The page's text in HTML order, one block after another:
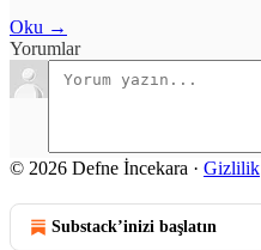
Oku →
Yorumlar
© 2026 Defne İncekara · Gizlilik
Substack’inizi başlatın